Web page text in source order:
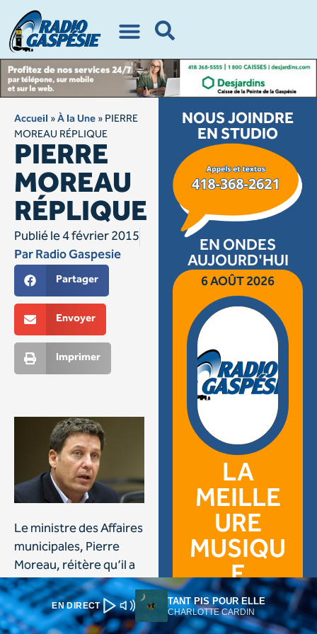
EN DIRECT TANT PIS POUR ELLE
CHARLOTTE CARDIN